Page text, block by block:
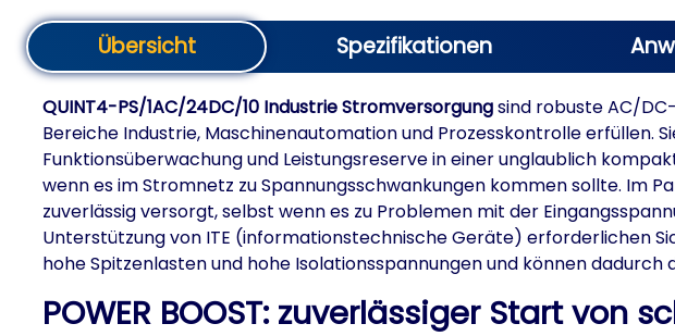
Übersicht Spezifikationen
QUINT4-PS/1AC/24DC/10 Industrie Stromversorgungsind robuste AC/
Bereiche Industrie, Maschinenautomation und Prozesskontrolle
Funktionsüberwachung und Leistungsreserve in einer unglaublich
wenn es im Stromnetz zu Spannungsschwankungen kommen sollte. Im
zuverlässig versorgt, selbst wenn es zu Problemen mit der
Unterstützung von ITE (informationstechnische Geräte) erforderlichen
hohe Spitzenlasten und hohe Isolationsspannungen und können
POWER BOOST: zuverlässiger Start von